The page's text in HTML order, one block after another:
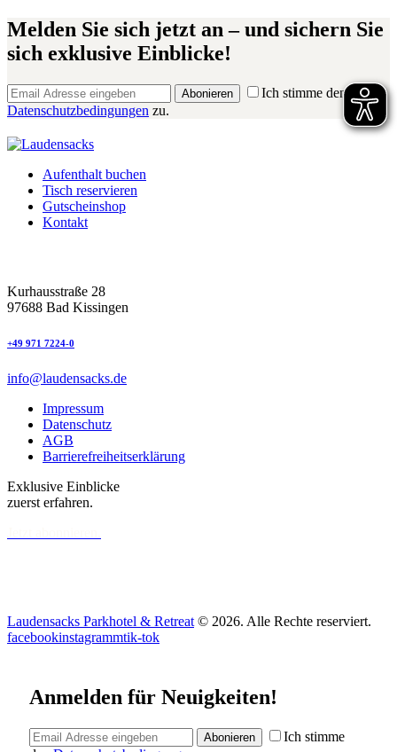
Melden Sie sich jetzt an – und sichern Sie
sich exklusive Einblicke!
Abonieren
Ich stimme den
Datenschutzbedingungen zu.
Aufenthalt buchen
Tisch reservieren
Gutscheinshop
Kontakt
Kurhausstraße 28
97688 Bad Kissingen
+49 971 7224-0
info@laudensacks.de
Impressum
Datenschutz
AGB
Barrierefreiheitserklärung
Exklusive Einblicke
zuerst erfahren.
Laudensacks Parkhotel & Retreat © 2026. Alle Rechte reserviert.
facebookinstagrammtik-tok
Anmelden für Neuigkeiten!
Abonieren
Ich stimme